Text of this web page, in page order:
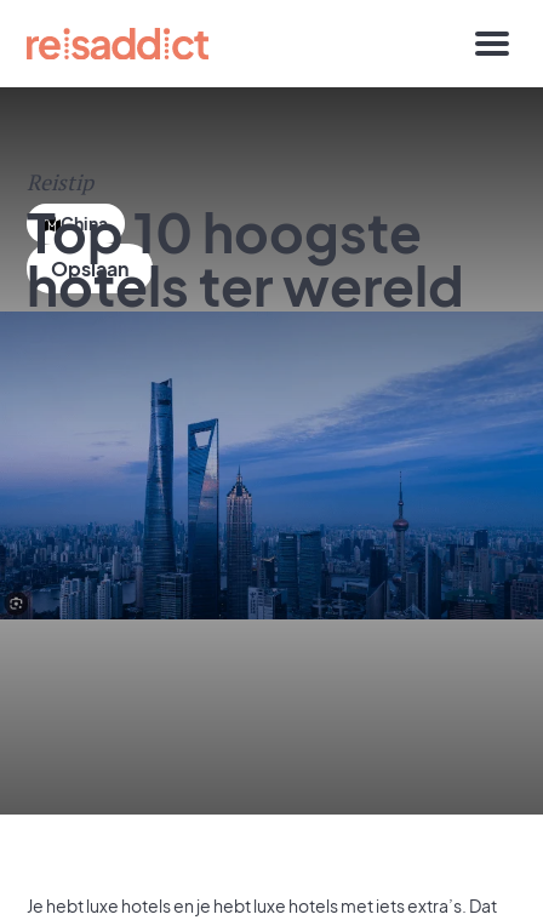
China
Reistip
Top 10 hoogste
hotels ter wereld
Je hebt luxe hotels en je hebt luxe hotels met iets extra’s. Dat